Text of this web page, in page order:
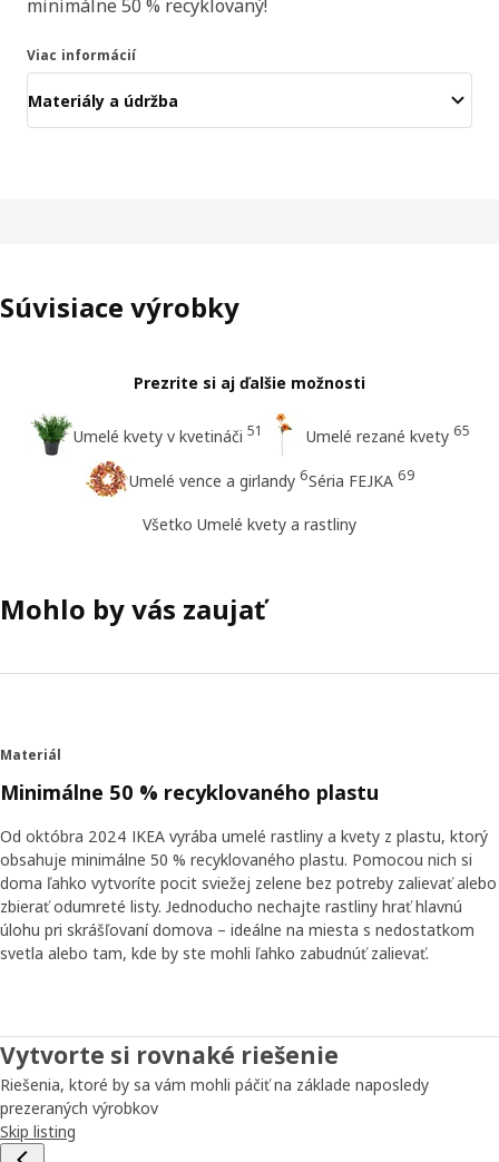
minimálne 50 % recyklovaný!
Viac informácií
Materiály a údržba
Súvisiace výrobky
Prezrite si aj ďalšie možnosti
Umelé kvety v kvetináči 51 Umelé rezané kvety 65
Umelé vence a girlandy 6Séria FEJKA 69
Všetko Umelé kvety a rastliny
Mohlo by vás zaujať
Materiál
Minimálne 50 % recyklovaného plastu
Od októbra 2024 IKEA vyrába umelé rastliny a kvety z plastu, ktorý
obsahuje minimálne 50 % recyklovaného plastu. Pomocou nich si
doma ľahko vytvoríte pocit sviežej zelene bez potreby zalievať alebo
zbierať odumreté listy. Jednoducho nechajte rastliny hrať hlavnú
úlohu pri skrášľovaní domova – ideálne na miesta s nedostatkom
svetla alebo tam, kde by ste mohli ľahko zabudnúť zalievať.
Vytvorte si rovnaké riešenie
Riešenia, ktoré by sa vám mohli páčiť na základe naposledy
prezeraných výrobkov
Skip listing